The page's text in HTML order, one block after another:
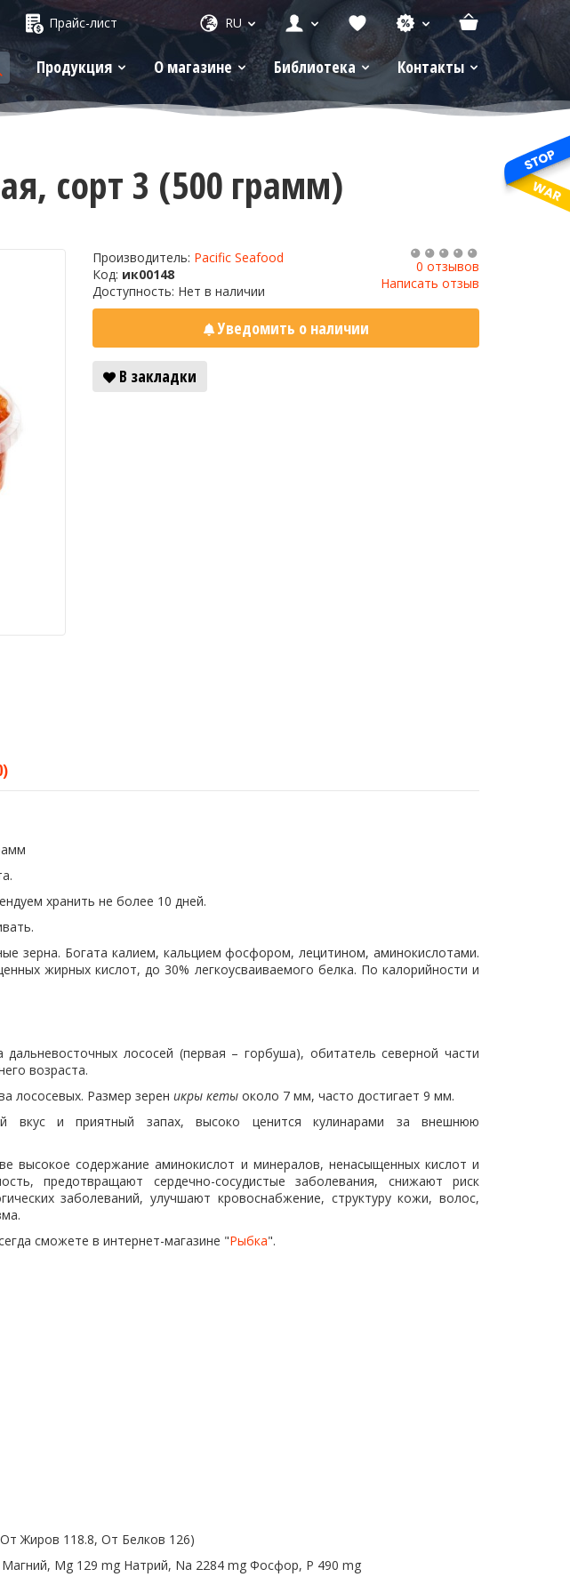
Прайс-лист RU
Продукция О магазине Библиотека Контакты
сорт 3 (500 грамм)
Производитель: Pacific Seafood
Код: ик00148
Доступность: Нет в наличии
0 отзывов
Написать отзыв
Уведомить о наличии
В закладки
хранить не более 10 дней.
зерна. Богата калием, кальцием фосфором, лецитином, аминокислотами.
жирных кислот, до 30% легкоусваиваемого белка. По калорийности и
лососей (первая – горбуша), обитатель северной части
возраста.
лососевых. Размер зерен икры кеты около 7 мм, часто достигает 9 мм.
вкус и приятный запах, высоко ценится кулинарами за внешнюю
высокое содержание аминокислот и минералов, ненасыщенных кислот и
предотвращают сердечно-сосудистые заболевания, снижают риск
заболеваний, улучшают кровоснабжение, структуру кожи, волос,
сможете в интернет-магазине "Рыбка".
Жиров 118.8, От Белков 126)
Mg 129 mg Натрий, Na 2284 mg Фосфор, P 490 mg